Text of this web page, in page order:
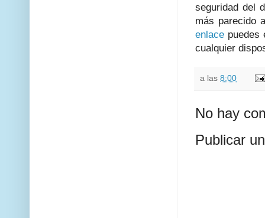
seguridad del
más parecido
enlace puedes
cualquier
a las 8:00
No hay
Publicar